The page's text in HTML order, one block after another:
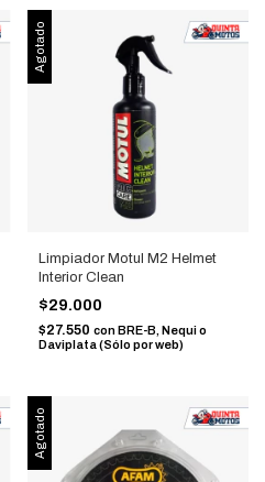
Agotado
Limpiador Motul M2 Helmet
Interior Clean
$29.000
$27.550 con BRE-B, Nequi o
Daviplata (Sólo por web)
Agotado